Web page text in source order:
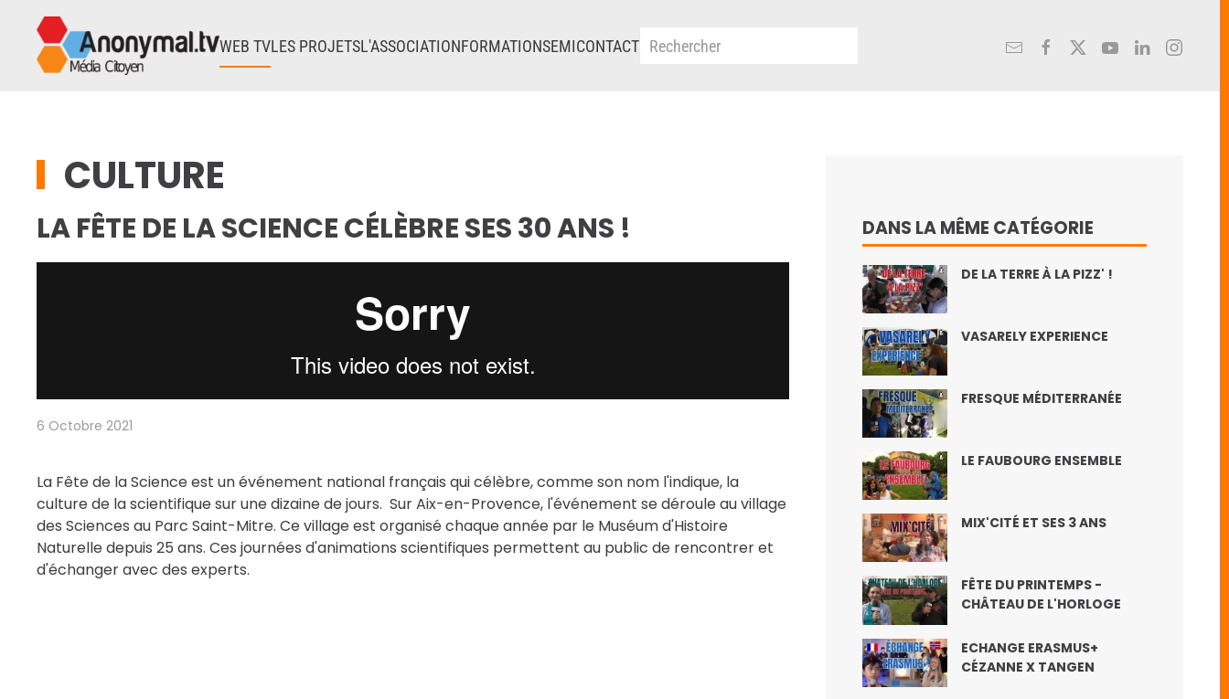
Accéder au contenu principal
WEB TVLES PROJETSL'ASSOCIATIONFORMATIONSEMICONTACT
CULTURE
LA FÊTE DE LA SCIENCE CÉLÈBRE SES 30 ANS !
6 Octobre 2021
La Fête de la Science est un événement national français qui célèbre, comme son nom l'indique, la
culture de la scientifique sur une dizaine de jours. Sur Aix-en-Provence, l'événement se déroule au village
des Sciences au Parc Saint-Mitre. Ce village est organisé chaque année par le Muséum d'Histoire
Naturelledepuis 25 ans. Ces journées d'animations scientifiques permettent au public de rencontrer et
d'échanger avec des experts.
DANS LA MÊME CATÉGORIE
DE LA TERRE À LA PIZZ' !
VASARELY EXPERIENCE
FRESQUE MÉDITERRANÉE
LE FAUBOURG ENSEMBLE
MIX'CITÉ ET SES 3 ANS
FÊTE DU PRINTEMPS -
CHÂTEAU DE L'HORLOGE
ECHANGE ERASMUS+
CÉZANNE X TANGEN